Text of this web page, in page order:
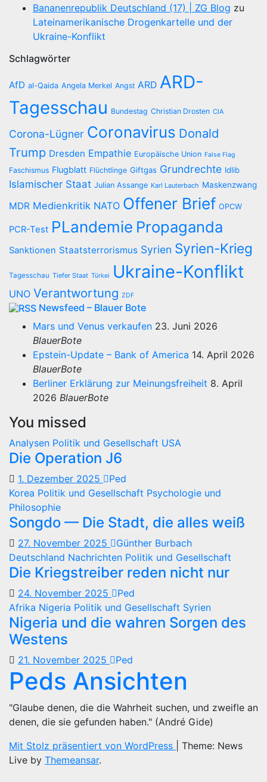
Bananenrepublik Deutschland (17) | ZG Blog zu
Lateinamerikanische Drogenkartelle und der
Ukraine-Konflikt
Schlagwörter
AfD al-Qaida Angela Merkel Angst ARD ARD-
Tagesschau Bundestag Christian Drosten CIA
Corona-Lügner Coronavirus Donald
Trump Dresden Empathie Europäische Union False Flag
Faschismus Flugblatt Flüchtlinge Giftgas Grundrechte Idlib
Islamischer Staat Julian Assange Karl Lauterbach Maskenzwang
MDR Medienkritik NATO Offener Brief OPCW
PCR-Test PLandemie Propaganda
Sanktionen Staatsterrorismus Syrien Syrien-Krieg
Tagesschau Tiefer Staat Türkei Ukraine-Konflikt
UNO Verantwortung ZDF
Newsfeed – Blauer Bote
Mars und Venus verkaufen 23. Juni 2026
BlauerBote
Epstein-Update – Bank of America 14. April 2026
BlauerBote
Berliner Erklärung zur Meinungsfreiheit 8. April
2026 BlauerBote
You missed
Analysen Politik und Gesellschaft USA
Die Operation J6
1. Dezember 2025
Ped
Korea Politik und Gesellschaft Psychologie und
Philosophie
Songdo — Die Stadt, die alles weiß
27. November 2025
Günther Burbach
Deutschland Nachrichten Politik und Gesellschaft
Die Kriegstreiber reden nicht nur
24. November 2025
Ped
Afrika Nigeria Politik und Gesellschaft Syrien
Nigeria und die wahren Sorgen des
Westens
21. November 2025 Ped
Peds Ansichten
"Glaube denen, die die Wahrheit suchen, und zweifle an
denen, die sie gefunden haben." (André Gide)
Mit Stolz präsentiert von WordPress
Theme: News
Live by Themeansar.